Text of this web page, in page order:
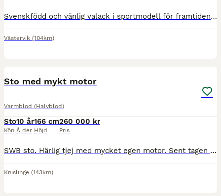
Svenskfödd och vänlig valack i sportmodell för framtiden. Löshoppar okomplicerat och enkelt. Hinderklok och taxerar bra. Inriden och inhoppad, är även där okomplicerad och söker sig naturligt i rätt
Västervik (104km)
Sto med mykt motor
Varmblod (Halvblod)
Sto
Kön
10 år
Ålder
166 cm
Höjd
260 000 kr
Pris
SWB sto. Härlig tjej med mycket egen motor. Sent tagen och har mycket kvar att ge. Mycket framåtbjudning och snabbtänkt. Ägs av uppfödaren och kommer från en meriterad stostam med flera svårklass häst
Knislinge (143km)